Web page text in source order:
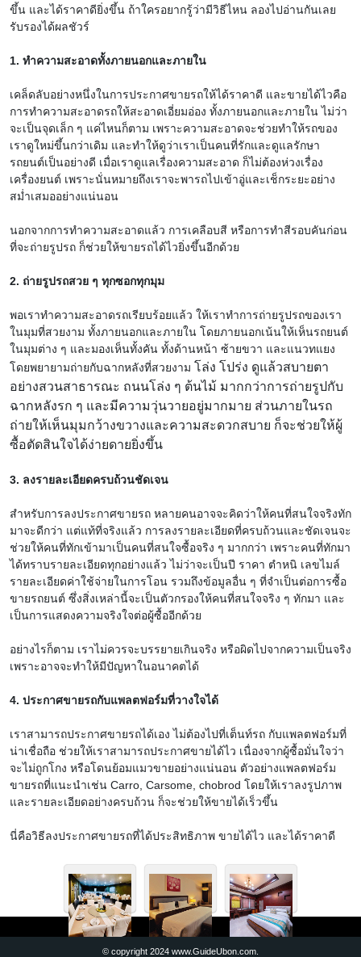
ขึ้น และได้ราคาดียิ่งขึ้น ถ้าใครอยากรู้ว่ามีวิธีไหน ลองไปอ่านกันเลย
รับรองได้ผลชัวร์
1. ทำความสะอาดทั้งภายนอกและภายใน
เคล็ดลับอย่างหนึ่งในการประกาศขายรถให้ได้ราคาดี และขายได้ไวคือ
การทำความสะอาดรถให้สะอาดเอี่ยมอ่อง ทั้งภายนอกและภายใน ไม่ว่า
จะเป็นจุดเล็ก ๆ แค่ไหนก็ตาม เพราะความสะอาดจะช่วยทำให้รถของ
เราดูใหม่ขึ้นกว่าเดิม และทำให้ดูว่าเราเป็นคนที่รักและดูแลรักษา
รถยนต์เป็นอย่างดี เมื่อเราดูแลเรื่องความสะอาด ก็ไม่ต้องห่วงเรื่อง
เครื่องยนต์ เพราะนั่นหมายถึงเราจะพารถไปเข้าอู่และเช็กระยะอย่าง
สม่ำเสมออย่างแน่นอน
นอกจากการทำความสะอาดแล้ว การเคลือบสี หรือการทำสีรอบคันก่อน
ที่จะถ่ายรูปรถ ก็ช่วยให้ขายรถได้ไวยิ่งขึ้นอีกด้วย
2. ถ่ายรูปรถสวย ๆ ทุกซอกทุกมุม
พอเราทำความสะอาดรถเรียบร้อยแล้ว ให้เราทำการถ่ายรูปรถของเรา
ในมุมที่สวยงาม ทั้งภายนอกและภายใน โดยภายนอกเน้นให้เห็นรถยนต์
ในมุมต่าง ๆ และมองเห็นทั้งคัน ทั้งด้านหน้า ซ้ายขวา และแนวทแยง
โดยพยายามถ่ายกับฉากหลังที่สวยงาม โล่ง โปร่ง ดูแล้วสบายตา
อย่างสวนสาธารณะ ถนนโล่ง ๆ ต้นไม้ มากกว่าการถ่ายรูปกับ
ฉากหลังรก ๆ และมีความวุ่นวายอยู่มากมาย ส่วนภายในรถ
ถ่ายให้เห็นมุมกว้างขวางและความสะดวกสบาย ก็จะช่วยให้ผู้
ซื้อตัดสินใจได้ง่ายดายยิ่งขึ้น
3. ลงรายละเอียดครบถ้วนชัดเจน
สำหรับการลงประกาศขายรถ หลายคนอาจจะคิดว่าให้คนที่สนใจจริงทัก
มาจะดีกว่า แต่แท้ที่จริงแล้ว การลงรายละเอียดที่ครบถ้วนและชัดเจนจะ
ช่วยให้คนที่ทักเข้ามาเป็นคนที่สนใจซื้อจริง ๆ มากกว่า เพราะคนที่ทักมา
ได้ทราบรายละเอียดทุกอย่างแล้ว ไม่ว่าจะเป็นปี ราคา ตำหนิ เลขไมล์
รายละเอียดค่าใช้จ่ายในการโอน รวมถึงข้อมูลอื่น ๆ ที่จำเป็นต่อการซื้อ
ขายรถยนต์ ซึ่งสิ่งเหล่านี้จะเป็นตัวกรองให้คนที่สนใจจริง ๆ ทักมา และ
เป็นการแสดงความจริงใจต่อผู้ซื้ออีกด้วย
อย่างไรก็ตาม เราไม่ควรจะบรรยายเกินจริง หรือผิดไปจากความเป็นจริง
เพราะอาจจะทำให้มีปัญหาในอนาคตได้
4. ประกาศขายรถกับแพลตฟอร์มที่วางใจได้
เราสามารถประกาศขายรถได้เอง ไม่ต้องไปที่เต็นท์รถ กับแพลตฟอร์มที่
น่าเชื่อถือ ช่วยให้เราสามารถประกาศขายได้ไว เนื่องจากผู้ซื้อมั่นใจว่า
จะไม่ถูกโกง หรือโดนย้อมแมวขายอย่างแน่นอน ตัวอย่างแพลตฟอร์ม
ขายรถที่แนะนำเช่น Carro, Carsome, chobrod โดยให้เราลงรูปภาพ
และรายละเอียดอย่างครบถ้วน ก็จะช่วยให้ขายได้เร็วขึ้น
นี่คือวิธีลงประกาศขายรถที่ได้ประสิทธิภาพ ขายได้ไว และได้ราคาดี
© copyright 2024 www.GuideUbon.com.